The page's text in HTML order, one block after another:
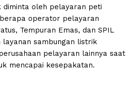
diminta oleh pelayaran peti
operator pelayaran
Tempuran Emas, dan SPIL
layanan sambungan listrik
pelayaran lainnya saat
mencapai kesepakatan.